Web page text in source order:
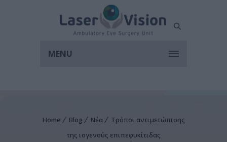
MENU
Home Blog Νέα
Τρόποι αντιμετώπισης
της ιογενούς επιπεφυκίτιδας